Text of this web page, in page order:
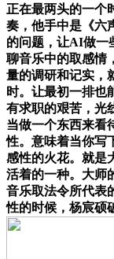
正在最两头的一个
奏，他手中是《六
的问题，让AI做一
聊音乐中的取感情
量的调研和记实，
时。让最初一排也
有求职的艰苦，光
当做一个东西来看
性。意味着当你写
感性的火花。就是
活着的一种。大师
音乐取法令所代表
性的时候，杨宸硕